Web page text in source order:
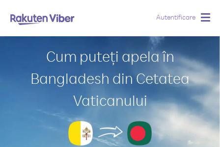
Autentificare
Cum puteți apela în
Bangladesh din Cetatea
Vaticanului